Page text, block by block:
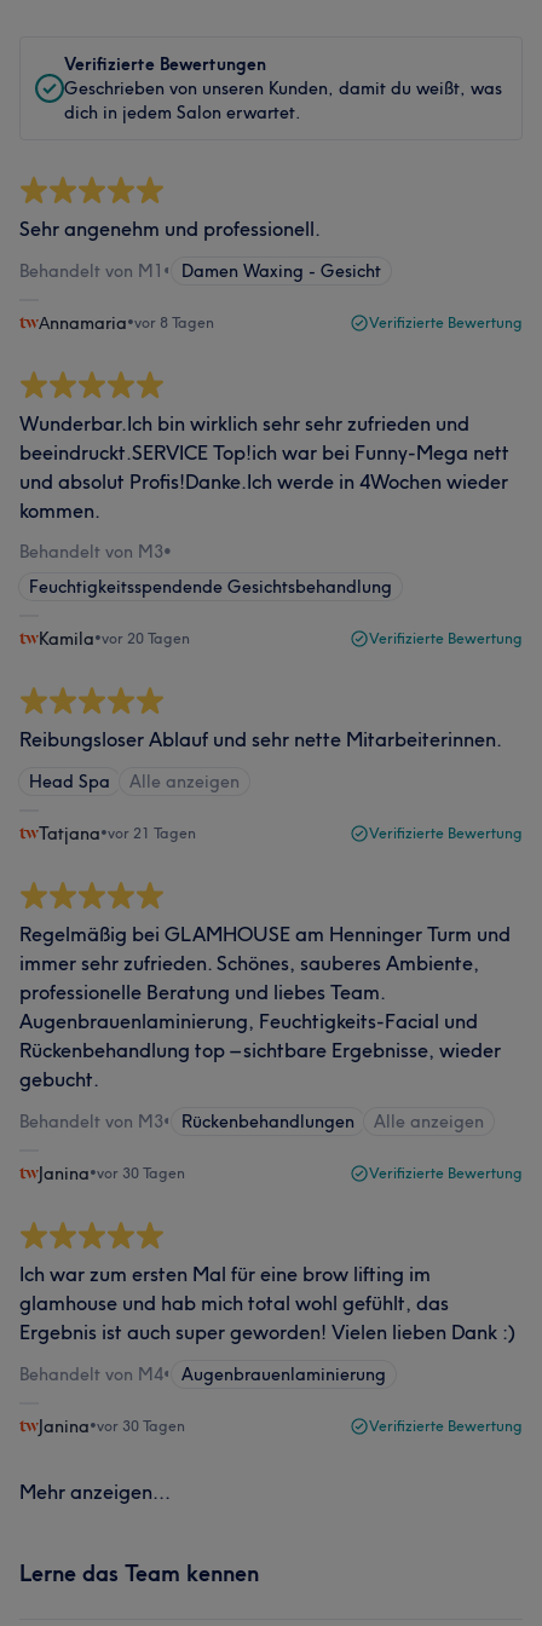
Verifizierte Bewertungen
Geschrieben von unseren Kunden, damit du weißt, was
dich in jedem Salon erwartet.
Sehr angenehm und professionell.
Behandelt von M1 • Damen Waxing - Gesicht
Αnnamaria•vor 8 Tagen Verifizierte Bewertung
Wunderbar.Ich bin wirklich sehr sehr zufrieden und
beeindruckt.SERVICE Top!ich war bei Funny-Mega nett
und absolut Profis!Danke.Ich werde in 4Wochen wieder
kommen.
Behandelt von M3•
Feuchtigkeitsspendende Gesichtsbehandlung
Kamila•vor 20 Tagen Verifizierte Bewertung
Reibungsloser Ablauf und sehr nette Mitarbeiterinnen.
Head Spa Alle anzeigen
Tatjana•vor 21 Tagen Verifizierte Bewertung
Regelmäßig bei GLAMHOUSE am Henninger Turm und
immer sehr zufrieden. Schönes, sauberes Ambiente,
professionelle Beratung und liebes Team.
Augenbrauenlaminierung, Feuchtigkeits-Facial und
Rückenbehandlung top – sichtbare Ergebnisse, wieder
gebucht.
Behandelt von M3• Rückenbehandlungen Alle anzeigen
Janina•vor 30 Tagen Verifizierte Bewertung
Ich war zum ersten Mal für eine brow lifting im
glamhouse und hab mich total wohl gefühlt, das
Ergebnis ist auch super geworden! Vielen lieben Dank :)
Behandelt von M4• Augenbrauenlaminierung
Janina•vor 30 Tagen Verifizierte Bewertung
Mehr anzeigen...
Lerne das Team kennen